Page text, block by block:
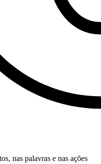
nas palavras e nas ações